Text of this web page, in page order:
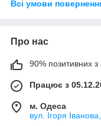
Всі умови
Про нас
90% позитивних з
Працює з
м. Одеса
вул. Ігоря